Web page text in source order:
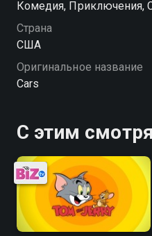
Комедия, Приключения,
Страна
США
Оригинальное название
Cars
С этим